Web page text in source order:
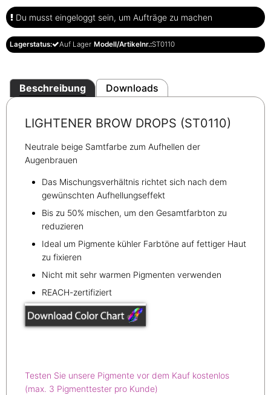
Du musst eingeloggt sein, um Aufträge zu machen
Lagerstatus: Auf Lager Modell/Artikelnr.:ST0110
Beschreibung Downloads
LIGHTENER BROW DROPS (ST0110)
Neutrale beige Samtfarbe zum Aufhellen der
Augenbrauen
Das Mischungsverhältnis richtet sich nach dem
gewünschten Aufhellungseffekt
Bis zu 50% mischen, um den Gesamtfarbton zu
reduzieren
Ideal um Pigmente kühler Farbtöne auf fettiger Haut
zu fixieren
Nicht mit sehr warmen Pigmenten verwenden
REACH-zertifiziert
Testen Sie unsere Pigmente vor dem Kauf kostenlos
(max. 3 Pigmenttester pro Kunde)